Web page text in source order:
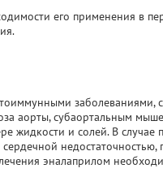
его применения в
заболеваниями,
аорты, субаортальным
жидкости и солей. В
недостаточностью,
эналаприлом